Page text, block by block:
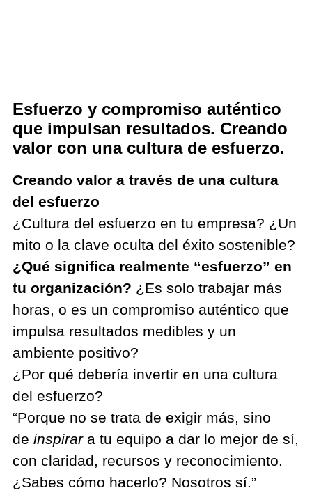
Esfuerzo y compromiso auténtico
que impulsan resultados. Creando
valor con una cultura de esfuerzo.
Creando valor a través de una cultura
del esfuerzo
¿Cultura del esfuerzo en tu empresa? ¿Un
mito o la clave oculta del éxito sostenible?
¿Qué significa realmente “esfuerzo” en
tu organización? ¿Es solo trabajar más
horas, o es un compromiso auténtico que
impulsa resultados medibles y un
ambiente positivo?
¿Por qué debería invertir en una cultura
del esfuerzo?
“Porque no se trata de exigir más, sino
de inspirara tu equipo a dar lo mejor de sí,
con claridad, recursos y reconocimiento.
¿Sabes cómo hacerlo? Nosotros sí.”